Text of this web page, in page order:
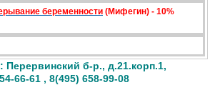
беременности (Мифегин) - 10%
б-р., д.21.корп.1,
66-61 , 8(495) 658-99-08